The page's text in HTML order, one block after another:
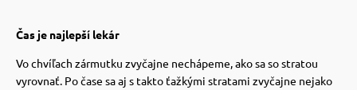
Čas je najlepší lekár
Vo chvíľach zármutku zvyčajne nechápeme, ako sa so stratou
vyrovnať. Po čase sa aj s takto ťažkými stratami zvyčajne nejako